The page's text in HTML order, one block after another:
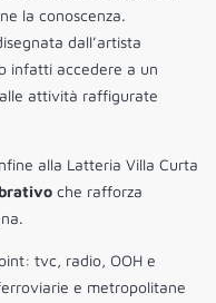
la conoscenza.
dall’artista
infatti accedere a un
attività raffigurate
alla Latteria Villa Curta
che rafforza
tvc, radio, OOH e
e metropolitane